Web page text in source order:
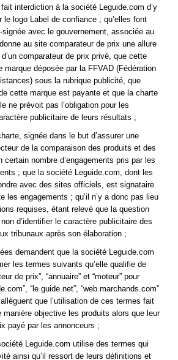
interdiction à la société Leguide.com d’y
le logo Label de confiance ; qu’elles font
avec le gouvernement, associée au
au site comparateur de prix une allure
comparateur de prix privé, que cette
marque déposée par la FFVAD (Fédération
sous la rubrique publicité, que
cette marque est payante et que la charte
ne prévoit pas l’obligation pour les
publicitaire de leurs résultats ;
signée dans le but d’assurer une
de la comparaison des produits et des
nombre d’engagements pris par les
; que la société Leguide.com, dont les
avec des sites officiels, est signataire
les engagements ; qu’il n’y a donc pas lieu
requises, étant relevé que la question
d’identifier le caractère publicitaire des
tribunaux après son élaboration ;
demandent que la société Leguide.com
les termes suivants qu’elle qualifie de
de prix”, “annuaire” et “moteur” pour
“le guide.net”, “web.marchands.com”
que l’utilisation de ces termes fait
manière objective les produits alors que leur
payé par les annonceurs ;
Leguide.com utilise des termes qui
ainsi qu’il ressort de leurs définitions et